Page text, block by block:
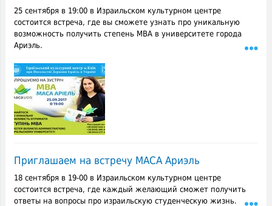
25 сентября в 19:00 в Израильском культурном центре
состоится встреча, где вы сможете узнать про уникальную
возможность получить степень МВА в университете города
Ариэль.
Приглашаем на встречу МАСА Ариэль
18 сентября в 19-00 в Израильском культурном центре
состоится встреча, где каждый желающий сможет получить
ответы на вопросы про израильскую студенческую жизнь.